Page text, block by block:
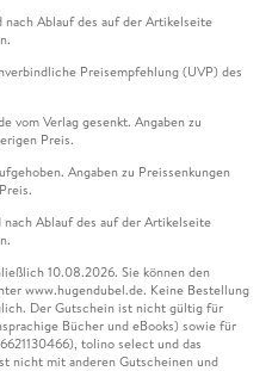
Ablauf des auf der Artikelseite
Preisempfehlung (UVP) des
vom Verlag gesenkt. Angaben zu
Preis.
Angaben zu Preissenkungen
Ablauf des auf der Artikelseite
10.08.2026. Sie können den
www.hugendubel.de. Keine Bestellung
Der Gutschein ist nicht gültig für
Bücher und eBooks) sowie für
tolino select und das
nicht mit anderen Gutscheinen und